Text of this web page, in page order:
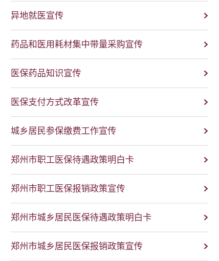
异地就医宣传
药品和医用耗材集中带量采购宣传
医保药品知识宣传
医保支付方式改革宣传
城乡居民参保缴费工作宣传
郑州市职工医保待遇政策明白卡
郑州市职工医保报销政策宣传
郑州市城乡居民医保待遇政策明白卡
郑州市城乡居民医保报销政策宣传